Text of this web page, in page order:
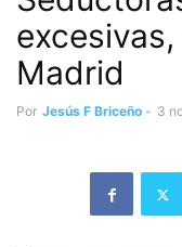
Madrid
Por Jesús F Briceño - 3